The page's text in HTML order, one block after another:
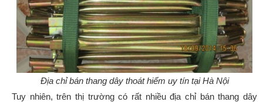
Địa chỉ bán thang dây thoát hiểm uy tín tại Hà Nội
Tuy nhiên, trên thị trường có rất nhiều địa chỉ bán thang dây